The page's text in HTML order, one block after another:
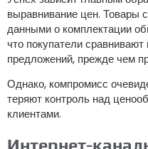
выравнивание цен. Товары
данными о комплектации
что покупатели
предложений, прежде чем
Однако, компромисс
теряют контроль над
клиентами.